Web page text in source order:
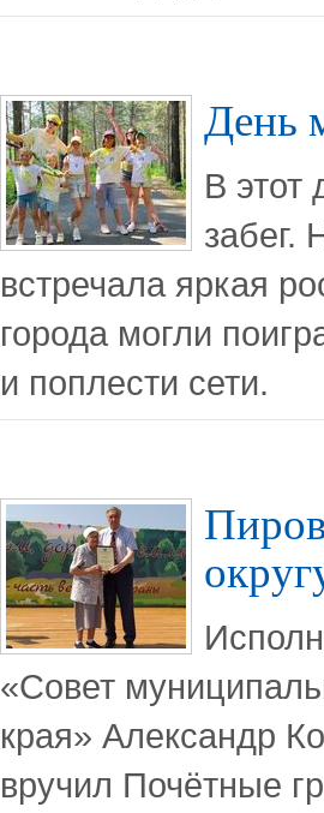
День
В этот
забег.
встречала яркая
города могли
и поплести сети.
«Совет
края» Александр
вручил Почётные